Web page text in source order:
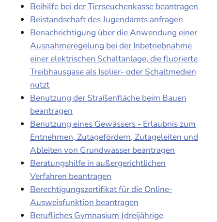
Beihilfe bei der Tierseuchenkasse beantragen
Beistandschaft des Jugendamts anfragen
Benachrichtigung über die Anwendung einer
Ausnahmeregelung bei der Inbetriebnahme
einer elektrischen Schaltanlage, die fluorierte
Treibhausgase als Isolier- oder Schaltmedien
nutzt
Benutzung der Straßenfläche beim Bauen
beantragen
Benutzung eines Gewässers - Erlaubnis zum
Entnehmen, Zutagefördern, Zutageleiten und
Ableiten von Grundwasser beantragen
Beratungshilfe in außergerichtlichen
Verfahren beantragen
Berechtigungszertifikat für die Online-
Ausweisfunktion beantragen
Berufliches Gymnasium (dreijährige